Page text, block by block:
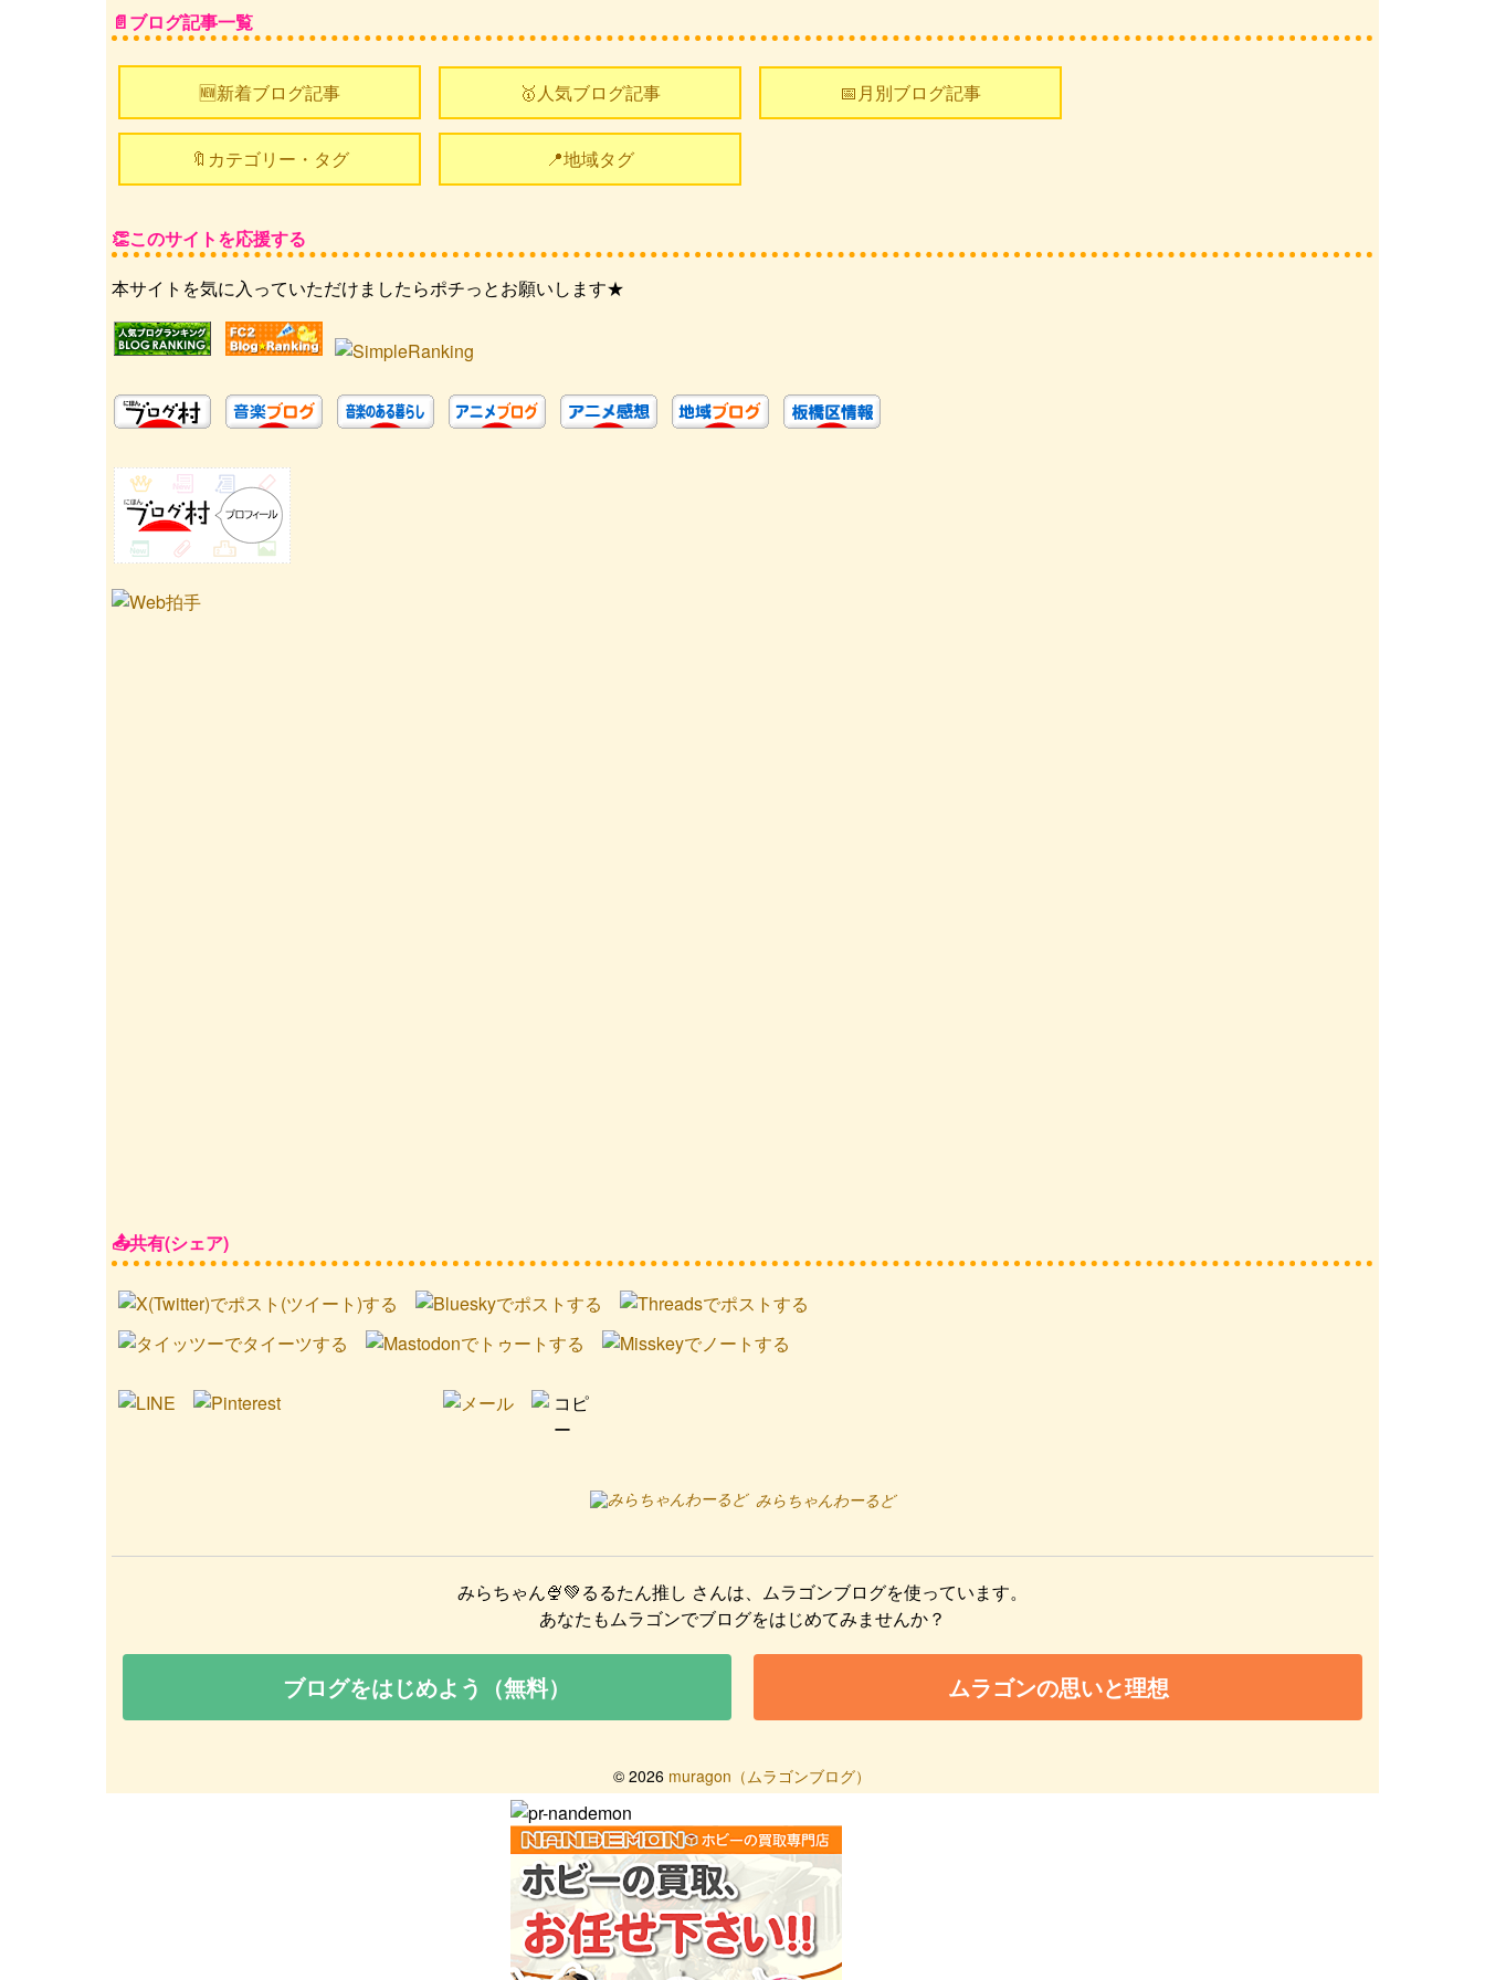
ブログ記事一覧
🆕新着ブログ記事 🥇人気ブログ記事 📅月別ブログ記事
🔖カテゴリー・タグ 📍地域タグ
このサイトを応援する
本サイトを気に入っていただけましたらポチっとお願いします★
共有(シェア)
みらちゃんわーるど
みらちゃん🍨💚るるたん推し さんは、ムラゴンブログを使っています。
あなたもムラゴンでブログをはじめてみませんか？
ブログをはじめよう（無料） ムラゴンの思いと理想
©2026 muragon（ムラゴンブログ）